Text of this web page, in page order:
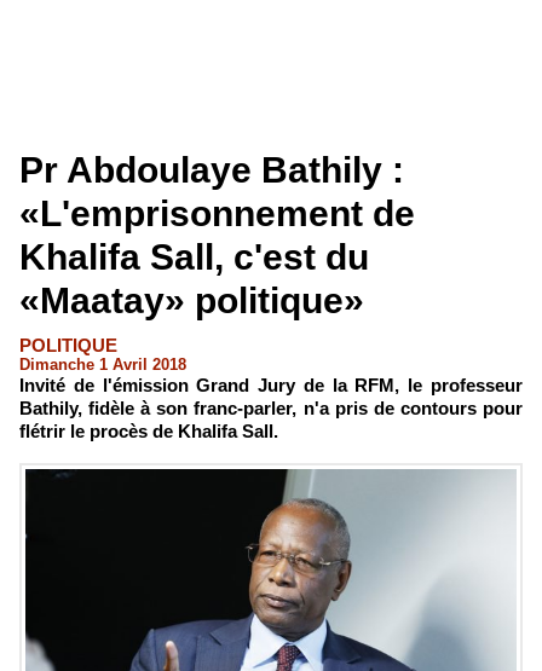
Pr Abdoulaye Bathily :
«L'emprisonnement de
Khalifa Sall, c'est du
«Maatay» politique»
POLITIQUE
Dimanche 1 Avril 2018
Invité de l'émission Grand Jury de la RFM, le professeur
Bathily, fidèle à son franc-parler, n'a pris de contours pour
flétrir le procès de Khalifa Sall.